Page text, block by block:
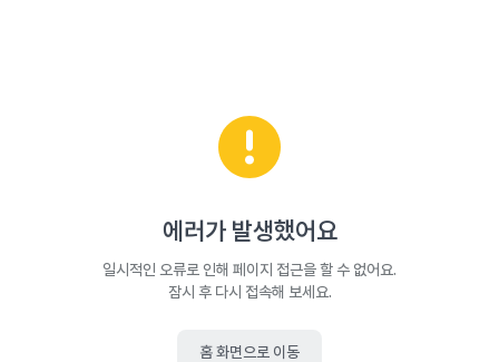
에러가 발생했어요
일시적인 오류로 인해 페이지 접근을 할 수 없어요.
잠시 후 다시 접속해 보세요.
홈 화면으로 이동